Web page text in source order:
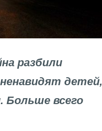
разбили
детей,
Больше всего